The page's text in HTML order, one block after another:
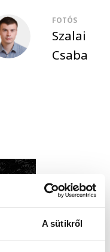
A sütikről
FOTÓS
Szalai
Csaba